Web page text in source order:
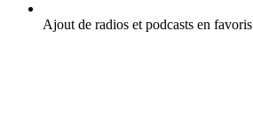
Ajout de radios et podcasts en favoris